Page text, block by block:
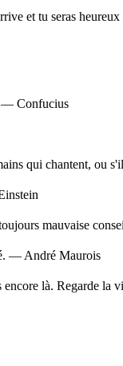
et tu seras
— Confucius
qui chantent, ou
mauvaise
— André Maurois
encore là. Regarde